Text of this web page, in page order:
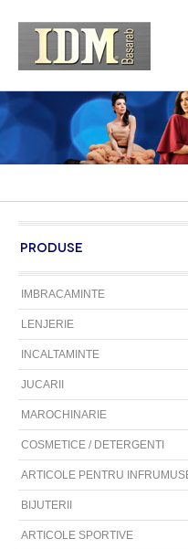
PRODUSE
IMBRACAMINTE
LENJERIE
INCALTAMINTE
JUCARII
MAROCHINARIE
COSMETICE / DETERGENTI
ARTICOLE PENTRU
BIJUTERII
ARTICOLE SPORTIVE